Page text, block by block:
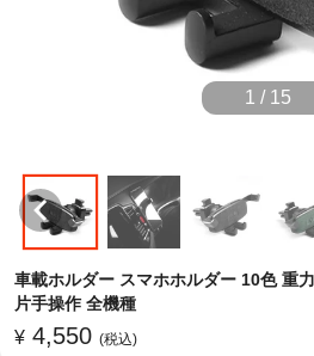
1 / 15
車載ホルダー スマホホルダー 10色 重
片手操作 全機種
¥ 4,550 (税込)